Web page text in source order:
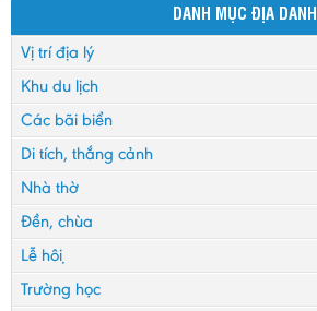
DANH MỤC ĐỊA DANH
Vị trí địa lý
Khu du lịch
Các bãi biển
Di tích, thắng cảnh
Nhà thờ
Đền, chùa
Lễ hội
Trường học